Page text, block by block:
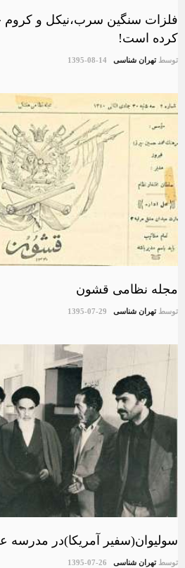
فلزات سنگین سرب،نیکل و کروم
کرده است!
توسطتهران شناسی 1395-08-14
مجله نظامی قشون
توسطتهران شناسی 1395-07-29
سولیوان(سفیر آمریکا)در مدرسه
توسطتهران شناسی 1395-07-26